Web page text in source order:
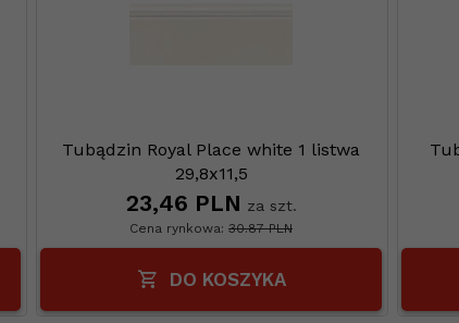
Tubądzin Royal Place white 1 listwa
29,8x11,5
23,46 PLN za szt.
Cena rynkowa: 30.87 PLN
DO KOSZYKA